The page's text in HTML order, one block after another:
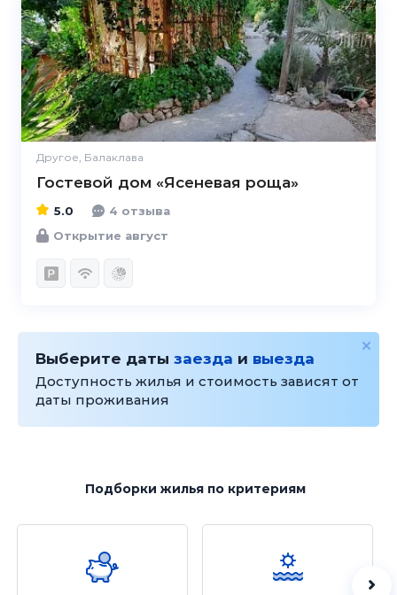
Другое, Балаклава
Гостевой дом «Ясеневая роща»
5.0
5.0
4 отзыва
Открытие август
Выберите даты заезда и выезда
Доступность жилья и стоимость зависят от
даты проживания
Подборки жильяпо критериям